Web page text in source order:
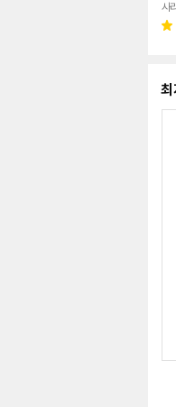
사
별
최